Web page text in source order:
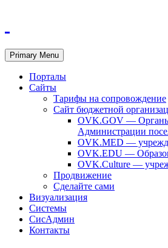
Primary Menu
Порталы
Сайты
Тарифы на сопровождение
Сайт бюджетной
OVK.GOV — Органы
Администрации
OVK.MED —
OVK.EDU —
OVK.Culture —
Продвижение
Сделайте сами
Визуализация
Системы
СисАдмин
Контакты